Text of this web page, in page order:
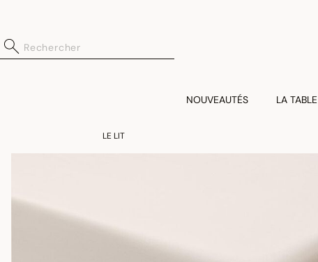
NOUVEAUTÉS LA TABLE
LE LIT